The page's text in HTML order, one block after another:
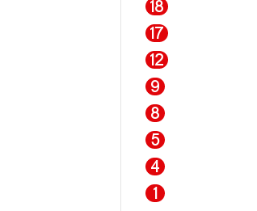
18
17
12
9
8
5
4
1